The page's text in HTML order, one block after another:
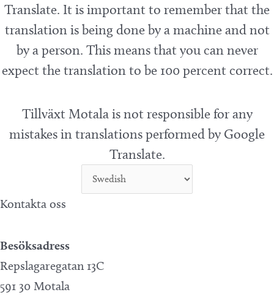
Translate. It is important to remember that the
translation is being done by a machine and not
by a person. This means that you can never
expect the translation to be 100 percent correct.
Tillväxt Motala is not responsible for any
mistakes in translations performed by Google
Translate.
Kontakta oss
Besöksadress
Repslagaregatan 13C
591 30 Motala